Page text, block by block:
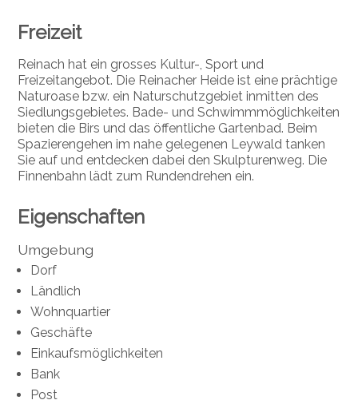
Freizeit
Reinach hat ein grosses Kultur-, Sport und
Freizeitangebot. Die Reinacher Heide ist eine prächtige
Naturoase bzw. ein Naturschutzgebiet inmitten des
Siedlungsgebietes. Bade- und Schwimmmöglichkeiten
bieten die Birs und das öffentliche Gartenbad. Beim
Spazierengehen im nahe gelegenen Leywald tanken
Sie auf und entdecken dabei den Skulpturenweg. Die
Finnenbahn lädt zum Rundendrehen ein.
Eigenschaften
Umgebung
Dorf
Ländlich
Wohnquartier
Geschäfte
Einkaufsmöglichkeiten
Bank
Post